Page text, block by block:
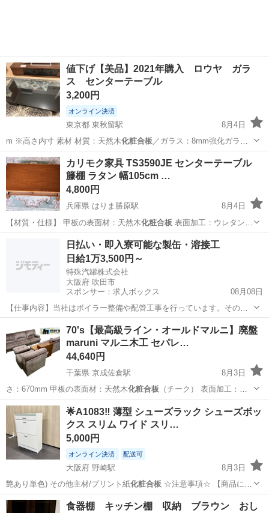
値下げ【美品】2021年購入 ロウヤ ガラ
ス センターテーブル
3,200円
オンライン決済
東京都 東秋留駅
8月4日
m ※高さ内寸 素材 材質：天然木化粧合板 ／ガラス：8mm強化ガラス
重量 …
東京 あきる野市 東秋留駅
カリモク家具 TS3590JE センターテーブル
籐棚 ラタン 幅105cm …
4,800円
兵庫県 はりま勝原駅
8月4日
【材質・仕様】 甲板の表面材：天然木化粧合板 表面加工：ウレタン樹
脂塗装 下部…姫路市 はりま勝原駅 テーブル
日払い・即入寮可能な製缶・溶接工
日給1万3,500円～
特殊汽罐株式会社
大阪府 吹田市
スポンサー：求人ボックス
08月08日
【仕事内容】当社はボイラー整備や配管工事を行っています。その中
で必要な配管やボイラーの製缶作業(溶接・切断・架台等の製作)業務に
当社工場内であたっていただきます。 工場は大阪府吹田市芳野町。御
堂筋線の江坂駅からの徒歩圏内にあります...
70's【最高級ライン・オールドマルニ】廃盤
maruni マルニ木工 セパレ…
44,640円
千葉県 京成佐倉駅
8月3日
さ：670mm 甲板の表面材：天然木化粧合板 （チーク） 表面加工：フ
ッ素塗装 …
千葉 佐倉市 京成佐倉駅 ソファ マルニ
🌟A1083‼️ 薄型 シューズラック シューズボッ
クス スリム ワイド スリ…
5,000円
オンライン決済 配送可
大阪府 野崎駅
8月3日
艶あり単色) その他主材/プリント紙化粧合板
いて…
大阪 門真市 野崎駅 収納家具 シューズボックス
食器棚 キッチン棚 収納 ブラウン おし